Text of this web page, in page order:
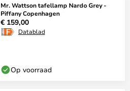
Mr. Wattson tafellamp Nardo Grey -
Piffany Copenhagen
€ 159,00
Datablad
Op voorraad